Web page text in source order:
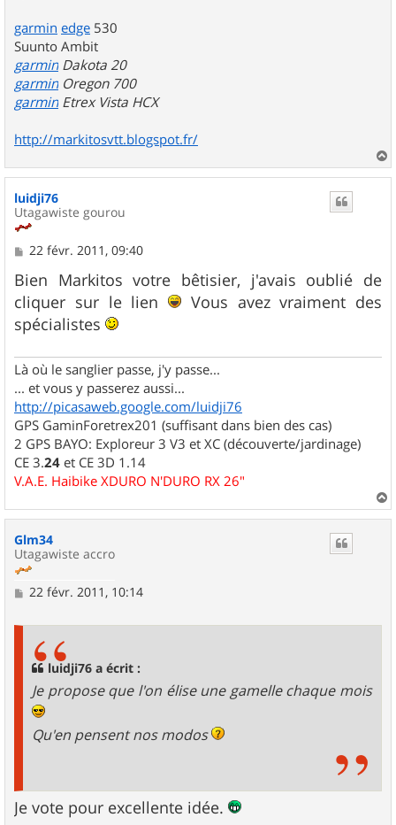
garmin edge 530
Suunto Ambit
garmin Dakota 20
garmin Oregon 700
garmin Etrex Vista HCX
http://markitosvtt.blogspot.fr/
a
u
luidji76
Utagawiste gourou
M
s
s
a
g
e
22 févr. 2011, 09:40
Bien Markitos votre bêtisier, j'avais oublié de
cliquer sur le lien
Vous avez vraiment des
spécialistes
Là où le sanglier passe, j'y passe...
... et vous y passerez aussi...
http://picasaweb.google.com/luidji76
GPS GaminForetrex201 (suffisant dans bien des cas)
2 GPS BAYO: Exploreur 3 V3 et XC (découverte/jardinage)
CE 3.24 et CE 3D 1.14
V.A.E. Haibike XDURO N'DURO RX 26"
a
Glm34
Utagawiste accro
M
22 févr. 2011, 10:14
luidji76 a écrit :
Je propose que l'on élise une gamelle chaque mois
Qu'en pensent nos modos
Je vote pour excellente idée.